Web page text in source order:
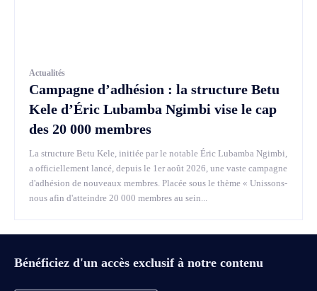
Actualités
Campagne d’adhésion : la structure Betu
Kele d’Éric Lubamba Ngimbi vise le cap
des 20 000 membres
La structure Betu Kele, initiée par le notable Éric Lubamba Ngimbi,
a officiellement lancé, depuis le 1er août 2026, une vaste campagne
d'adhésion de nouveaux membres. Placée sous le thème « Unissons-
nous afin d'atteindre 20 000 membres au sein...
Bénéficiez d'un accès exclusif à notre contenu